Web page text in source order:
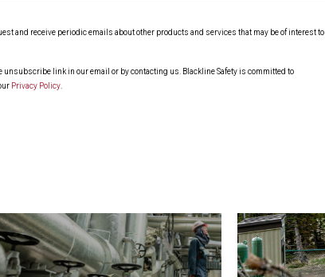
and receive periodic emails about other products and services that may be of interest to
link in our email or by contacting us. Blackline Safety is committed to
Privacy Policy.